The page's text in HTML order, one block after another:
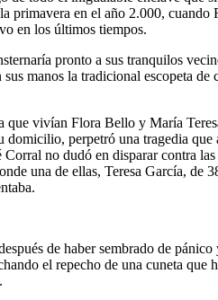
en el año 2.000, cuando
en los últimos tiempos.
pronto a sus tranquilos
manos la tradicional escopeta
vivían Flora Bello y María
perpetró una tragedia
no dudó en disparar contra
una de ellas, Teresa García, de
de haber sembrado de
el repecho de una cuneta